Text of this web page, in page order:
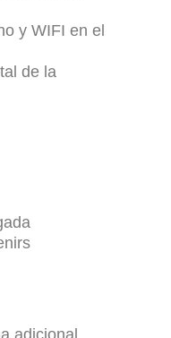
y WIFI en el
de la